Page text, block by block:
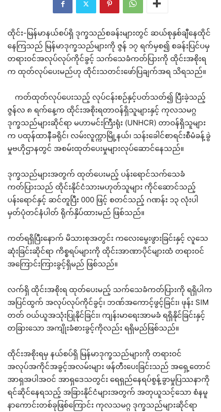
ထိုင်း-မြန်မာနယ်စပ်ရှိ ဒုက္ခသည်စခန်းများတွင် ဆယ်စုနှစ်ချီနေထိုင်
နေကြသည် မြန်မာဒုက္ခသည်များကို ဇွန် ၁၇ ရက်မှစ၍ စခန်းပြင်ပမှ
တရားဝင်အလုပ်လုပ်ကိုင်ခွင့် သက်သေခံကတ်ပြားကို ထိုင်းအစိုးရ
က ထုတ်လုပ်ပေးမည်ဟု ထိုင်းသတင်း‌ဖော်ပြချက်အရ သိရသည်။
ကတ်ထုတ်လုပ်ပေးသည့် လုပ်ငန်းစဉ်နှင့်ပတ်သတ်၍ ပြီးခဲ့သည့်
ဇွန်လ ၈ ရက်နေ့က ထိုင်းအစိုးရတာဝန်ရှိသူများနှင့် ကုလသမဂ္ဂ
ဒုက္ခသည်များဆိုင်ရာ မဟာမင်းကြီးရုံး (UNHCR) တာဝန်ရှိသူများ
က ပထုန်ထာနီခရိုင်၊ လမ်းလူက္ကာမြို့နယ်၊ သန်းခေါင်စာရင်းစီမံခန့်ခွဲ
မှုဗဟိုဌာနတွင် အစမ်းထုတ်ပေးမှုများလုပ်ဆောင်နေသည်။
ဒုက္ခသည်များအတွက် ထုတ်ပေးမည့် ပန်းရောင်သက်သေခံ
ကတ်ပြားသည် ထိုင်းနိုင်ငံသားမဟုတ်သူများ ကိုင်ဆောင်သည့်
ပန်းရောင်နှင့် ဆင်တူပြီး 000 ဖြင့် စတင်သည့် ဂဏန်း ၁၃ လုံးပါ
မှတ်ပုံတင်နံပါတ် ရိုက်နှိပ်ထားမည် ဖြစ်သည်။
ကတ်ရရှိပြီးနောက် မိသားစုအတွင်း ကလေးမွေးဖွားခြင်းနှင့် လူသေ
ဆုံးခြင်းဆိုင်ရာ ကိစ္စရပ်များကို ထိုင်းအာဏာပိုင်များထံ တရားဝင်
အကြောင်းကြားခွင့်ရှိမည် ဖြစ်သည်။
လက်ရှိ ထိုင်းအစိုးရ ထုတ်ပေးမည့် သက်သေခံကတ်ပြားကို ရရှိပါက
အပြင်ထွက် အလုပ်လုပ်ကိုင်ခွင့်၊ ဘဏ်အကောင့်ဖွင့်ခြင်း၊ ဖုန်း SIM
တတ် ဝယ်ယူအသုံးပြုနိုင်ခြင်း၊ ကျန်းမာရေးအာမခံ ရရှိနိုင်ခြင်းနှင့်
တခြားသော အကျိုးခံစားခွင့်ကိုလည်း ရရှိမည်ဖြစ်သည်။
ထိုင်းအစိုးရမှ နယ်စပ်ရှိ မြန်မာဒုက္ခသည်များကို တရားဝင်
အလုပ်အကိုင်အခွင့်အလမ်းများ ဖန်တီးပေးခြင်းသည် အရှေ့တောင်
အာရှအပါအဝင် အာရှဒေသတွင်း ရေရှည်နေရပ်စွန့်ခွာမှုပြဿနာကို
ရင်ဆိုင်နေရသည့် အခြားနိုင်ငံများအတွက် အတုယူသင့်သော စံနမူ
နာကောင်းတစ်ခုဖြစ်ကြောင်း ကုလသမဂ္ဂ ဒုက္ခသည်များဆိုင်ရာ